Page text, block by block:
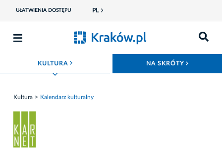
UŁATWIENIA DOSTĘPU PL
KULTURA ROZWIŃ MENU NA SKRÓTY
Kultura Kalendarz kulturalny